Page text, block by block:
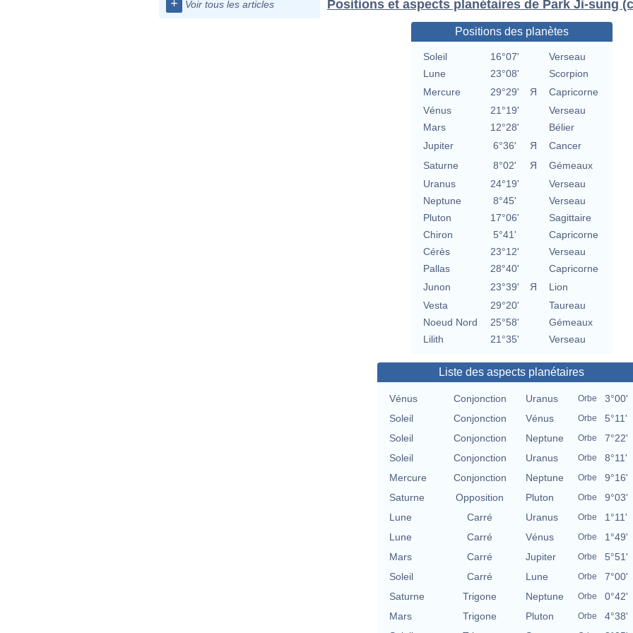
+ Voir tous les articles Positions et aspects planétaires de Park Ji-sung
Positions des planètes
Soleil 16°07'
Verseau
Lune
23°08'
Scorpion
Mercure
29°29' Я
Capricorne
Vénus
21°19'
Verseau
Mars
12°28'
Bélier
Jupiter
6°36' Я
Cancer
Saturne
8°02' Я
Gémeaux
Uranus
24°19'
Verseau
Neptune
8°45'
Verseau
Pluton
17°06'
Sagittaire
Chiron
5°41'
Capricorne
Cérès
23°12'
Verseau
Pallas
28°40'
Capricorne
Junon
23°39' Я
Lion
Vesta
29°20'
Taureau
Noeud Nord
25°58'
Gémeaux
Lilith
21°35' Verseau
Liste des aspects planétaires
Vénus Conjonction Uranus Orbe
3°00'
Soleil
Conjonction Vénus Orbe
5°11'
Soleil
Conjonction Neptune Orbe
7°22'
Soleil
Conjonction Uranus Orbe
8°11'
Mercure
Conjonction Neptune Orbe
9°16'
Saturne
Opposition Pluton Orbe
9°03'
Lune
Carré Uranus Orbe
1°11'
Lune
Carré Vénus Orbe
1°49'
Mars
Carré Jupiter Orbe
5°51'
Soleil
Carré Lune Orbe
7°00'
Saturne
Trigone Neptune Orbe
0°42'
Mars
Trigone Pluton Orbe
4°38'